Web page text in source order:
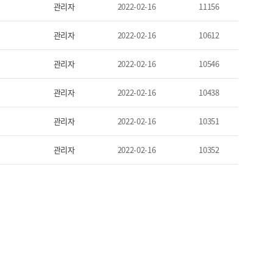
관리자 2022-02-16 11156
관리자 2022-02-16 10612
관리자 2022-02-16 10546
관리자 2022-02-16 10438
관리자 2022-02-16 10351
관리자 2022-02-16 10352